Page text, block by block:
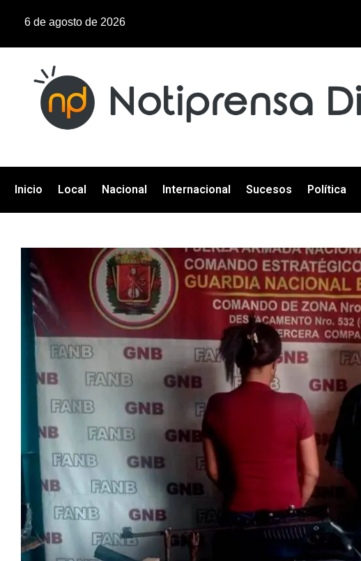
6 de agosto de 2026
Inicio Local Nacional Internacional Sucesos Política